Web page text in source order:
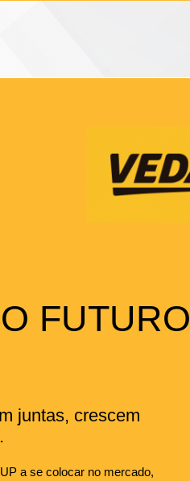
FUTURO
juntas, crescem
a se colocar no mercado,